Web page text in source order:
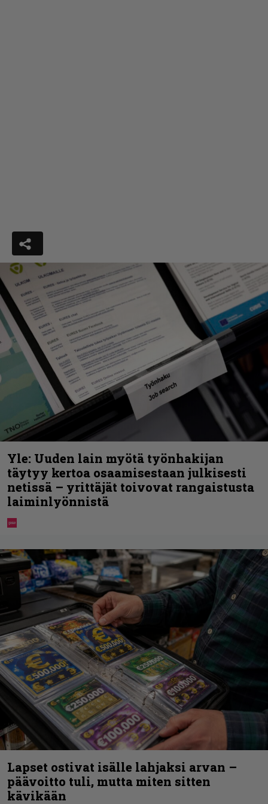
Yle: Uuden lain myötä työnhakijan
täytyy kertoa osaamisestaan julkisesti
netissä – yrittäjät toivovat rangaistusta
laiminlyönnistä
Lapset ostivat isälle lahjaksi arvan –
päävoitto tuli, mutta miten sitten
kävikään